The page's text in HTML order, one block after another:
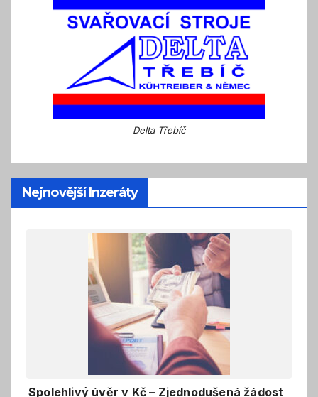
Delta Třebíč
Nejnovější Inzeráty
Spolehlivý úvěr v Kč – Zjednodušená žádost